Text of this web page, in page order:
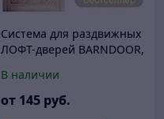
Система для раздвижных
ЛОФТ-дверей BARNDOOR,
В наличии
от 145 руб.